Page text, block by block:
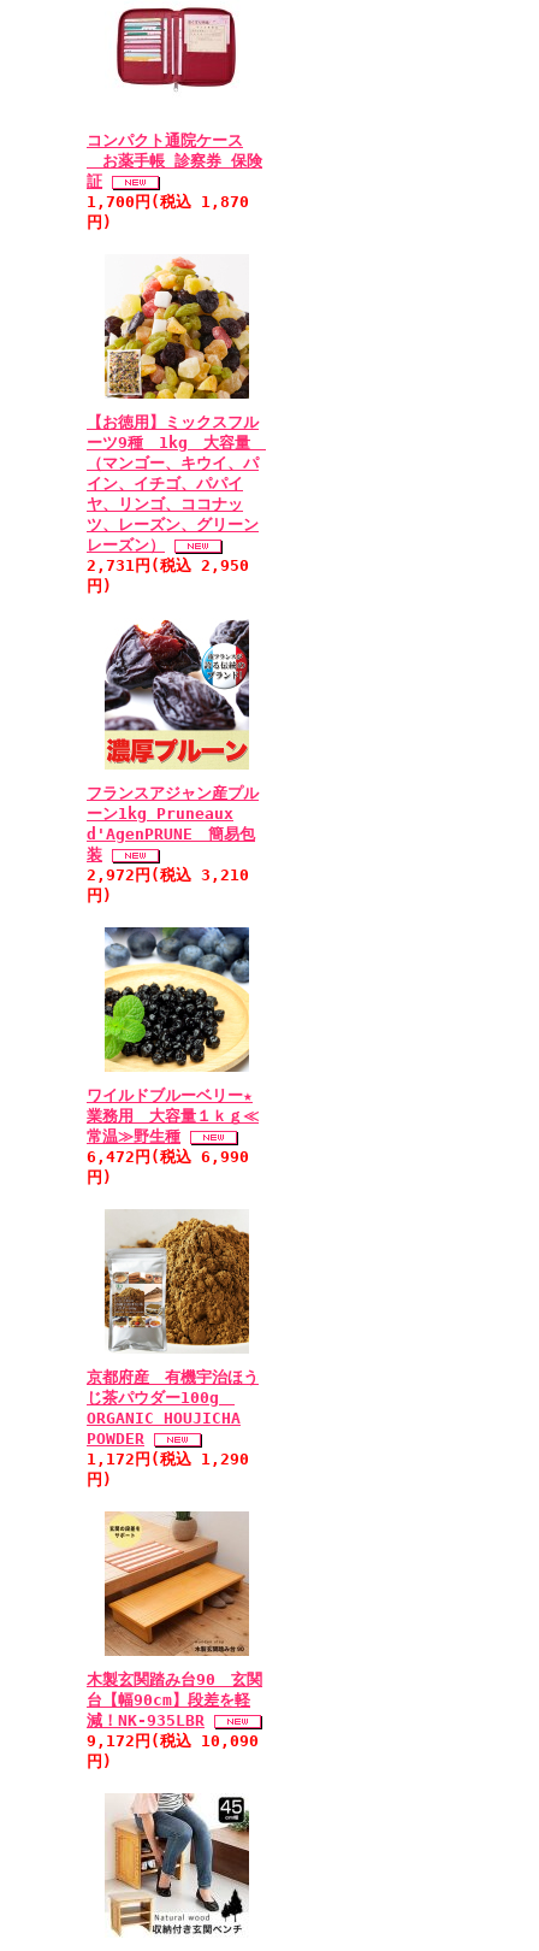
コンパクト通院ケース
お薬手帳 診察券 保険
証
1,700円(税込 1,870
円)
【お徳用】ミックスフル
ーツ9種 1kg 大容量
（マンゴー、キウイ、パ
イン、イチゴ、パパイ
ヤ、リンゴ、ココナッ
ツ、レーズン、グリーン
レーズン）
2,731円(税込 2,950
円)
フランスアジャン産プル
ーン1kg Pruneaux
d'AgenPRUNE 簡易包
装
2,972円(税込 3,210
円)
ワイルドブルーベリー★
業務用 大容量１ｋｇ≪
常温≫野生種
6,472円(税込 6,990
円)
京都府産 有機宇治ほう
じ茶パウダー100g
ORGANIC HOUJICHA
POWDER
1,172円(税込 1,290
円)
木製玄関踏み台90 玄関
台【幅90cm】段差を軽
減！NK-935LBR
9,172円(税込 10,090
円)